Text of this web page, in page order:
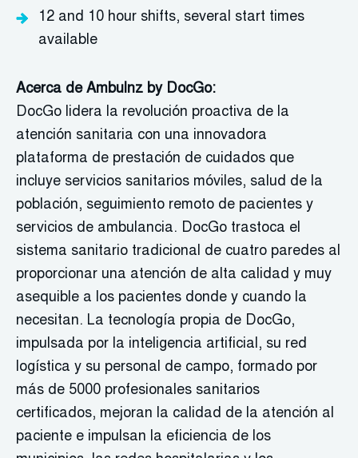
12 and 10 hour shifts, several start times
available
Acerca de Ambulnz by DocGo:
DocGo lidera la revolución proactiva de la
atención sanitaria con una innovadora
plataforma de prestación de cuidados que
incluye servicios sanitarios móviles, salud de la
población, seguimiento remoto de pacientes y
servicios de ambulancia. DocGo trastoca el
sistema sanitario tradicional de cuatro paredes al
proporcionar una atención de alta calidad y muy
asequible a los pacientes donde y cuando la
necesitan. La tecnología propia de DocGo,
impulsada por la inteligencia artificial, su red
logística y su personal de campo, formado por
más de 5000 profesionales sanitarios
certificados, mejoran la calidad de la atención al
paciente e impulsan la eficiencia de los